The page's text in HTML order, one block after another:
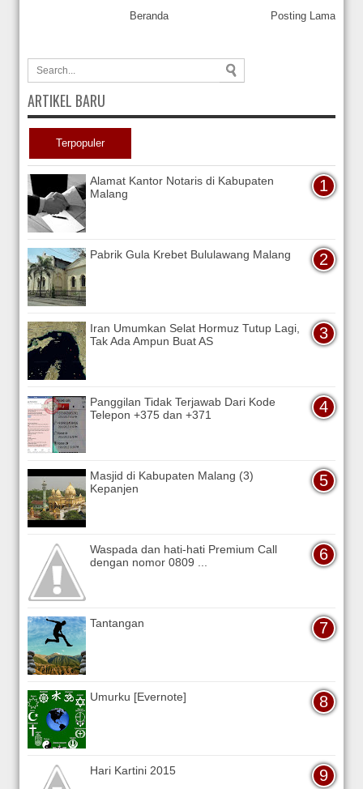
Posting Lama
Beranda
ARTIKEL BARU
Terpopuler
Alamat Kantor Notaris di Kabupaten
Malang
Pabrik Gula Krebet Bululawang Malang
Iran Umumkan Selat Hormuz Tutup Lagi,
Tak Ada Ampun Buat AS
Panggilan Tidak Terjawab Dari Kode
Telepon +375 dan +371
Masjid di Kabupaten Malang (3)
Kepanjen
Waspada dan hati-hati Premium Call
dengan nomor 0809 ...
Tantangan
Umurku [Evernote]
Hari Kartini 2015